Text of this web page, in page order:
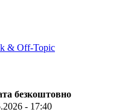
& Off-Topic
безкоштовно
- 17:40